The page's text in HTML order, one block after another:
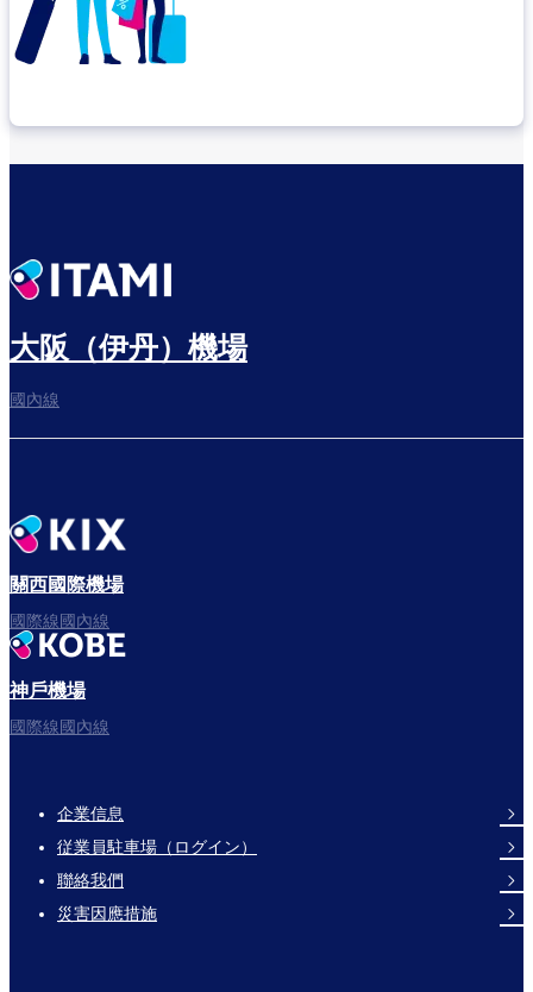
往登機門
フライトをお楽しみください。
大阪（伊丹）機場
國內線
關西國際機場
國際線國內線
神戶機場
國際線國內線
Footer
Links
企業信息
従業員駐車場（ログイン）
聯絡我們
災害因應措施